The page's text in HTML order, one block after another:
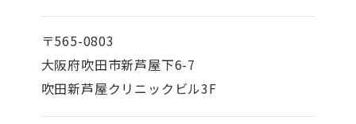
〒565-0803
大阪府吹田市新芦屋下6-7
吹田新芦屋クリニックビル3F